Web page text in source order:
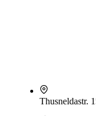
Thusneldastr.